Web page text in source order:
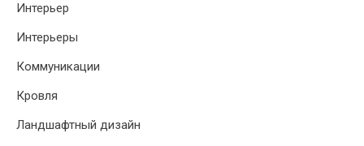
Интерьер
Интерьеры
Коммуникации
Кровля
Ландшафтный дизайн